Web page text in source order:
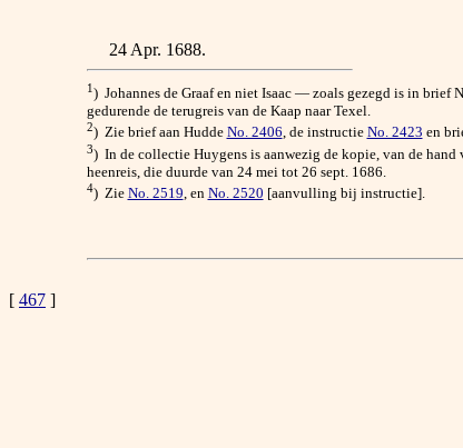
24 Apr. 1688.
1) Johannes de Graaf en niet Isaac — zoals gezegd is in brief
gedurende de terugreis van de Kaap naar Texel.
2) Zie brief aan Hudde No. 2406, de instructie No. 2423 en
3) In de collectie Huygens is aanwezig de kopie, van de
heenreis, die duurde van 24 mei tot 26 sept. 1686.
4) Zie No. 2519 , en No. 2520 [aanvulling bij instructie].
[ 467 ]